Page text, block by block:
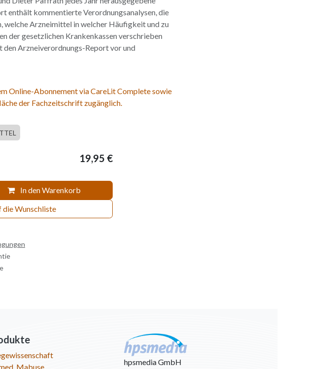
enthält kommentierte Verordnungsanalysen, die
welche Arzneimittel in welcher Häufigkeit und zu
der gesetzlichen Krankenkassen verschrieben
Arzneiverordnungs-Report vor und
Online-Abonnement via CareLit Complete sowie
der Fachzeitschrift zugänglich.
In den Warenkorb
die Wunschliste
19,95 €
Mabuse
hpsmedia GmbH